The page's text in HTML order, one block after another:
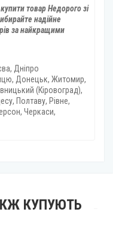
товарНедорого зі
надійне
за найкращими
Дніпро
Донецьк, Житомир,
(Кіровоград),
Полтаву, Рівне,
Черкаси,
КУПУЮТЬ